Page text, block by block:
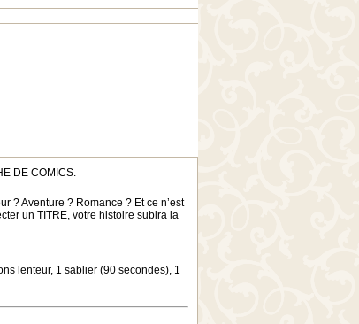
DE COMICS.
? Aventure ? Romance ? Et ce n’est
un TITRE, votre histoire subira la
lenteur, 1 sablier (90 secondes), 1